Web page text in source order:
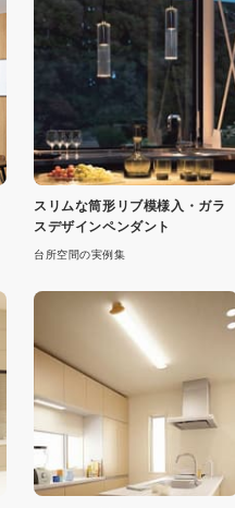
スリムな筒形リブ模様入・ガラ
スデザインペンダント
台所空間の実例集